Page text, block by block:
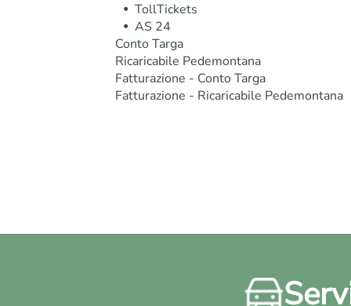
TollTickets
AS 24
Conto Targa
Ricaricabile Pedemontana
Fatturazione - Conto Targa
Fatturazione - Ricaricabile Pedemontana